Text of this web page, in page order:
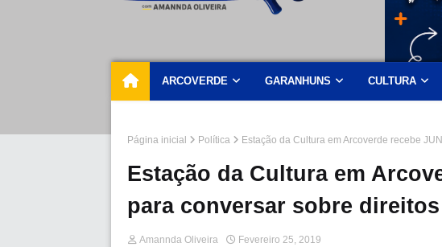
ARCOVERDE GARANHUNS CULTURA
Página inicial Política Estação da Cultura em Arcoverde recebe
Estação da Cultura em
para conversar sobre direitos
Amannda Oliveira Fevereiro 25, 2019